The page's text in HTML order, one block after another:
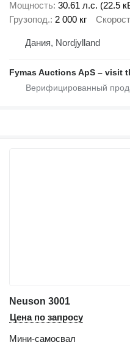
Мощность 30.61 л.с. (22.5
Грузопод. 2 000 кг
Дания, Nordjylland
Neuson 3001
Цена по запросу
Мини-самосвал